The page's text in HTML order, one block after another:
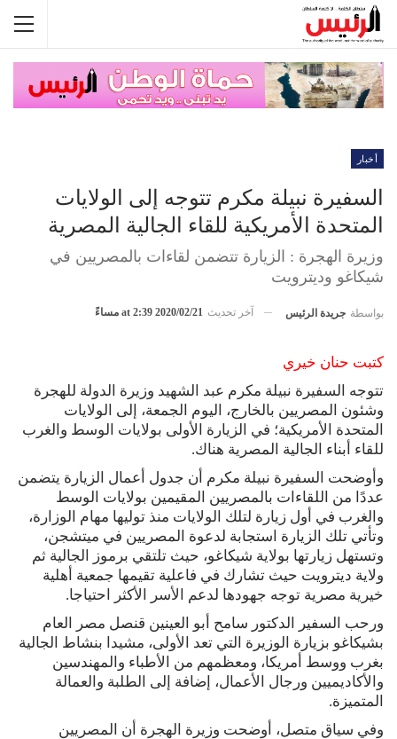
أخبار
السفيرة نبيلة مكرم تتوجه إلى الولايات
المتحدة الأمريكية للقاء الجالية المصرية
وزيرة الهجرة : الزيارة تتضمن لقاءات بالمصريين في
شيكاغو وديترويت
بواسطة جريدة الرئيس آخر تحديث 2020/02/21 at 2:39 مساءً
كتبت حنان خيري
تتوجه السفيرة نبيلة مكرم عبد الشهيد وزيرة الدولة للهجرة
وشئون المصريين بالخارج، اليوم الجمعة، إلى الولايات
المتحدة الأمريكية؛ في الزيارة الأولى بولايات الوسط والغرب
للقاء أبناء الجالية المصرية هناك.
وأوضحت السفيرة نبيلة مكرم أن جدول أعمال الزيارة يتضمن
عددًا من اللقاءات بالمصريين المقيمين بولايات الوسط
والغرب في أول زيارة لتلك الولايات منذ توليها مهام الوزارة،
وتأتي تلك الزيارة استجابة لدعوة المصريين في ميتشجن،
وتستهل زيارتها بولاية شيكاغو، حيث تلتقي برموز الجالية ثم
ولاية ديترويت حيث تشارك في فاعلية تقيمها جمعية أهلية
خيرية مصرية توجه جهودها لدعم الأسر الأكثر احتياجا.
ورحب السفير الدكتور سامح أبو العينين قنصل مصر العام
بشيكاغو بزيارة الوزيرة التي تعد الأولى، مشيدا بنشاط الجالية
بغرب ووسط أمريكا، ومعظمهم من الأطباء والمهندسين
والأكاديميين ورجال الأعمال، إضافة إلى الطلبة والعمالة
المتميزة.
وفي سياق متصل، أوضحت وزيرة الهجرة أن المصريين